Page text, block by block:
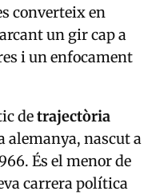
converteix en
un gir cap a
i un enfocament
detrajectòria
alemanya, nascut a
És el menor de
carrera política